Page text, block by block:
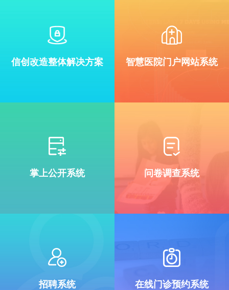
信创改造整体解决方案 智慧医院门户网站系统
掌上公开系统 问卷调查系统
招聘系统 在线门诊预约系统